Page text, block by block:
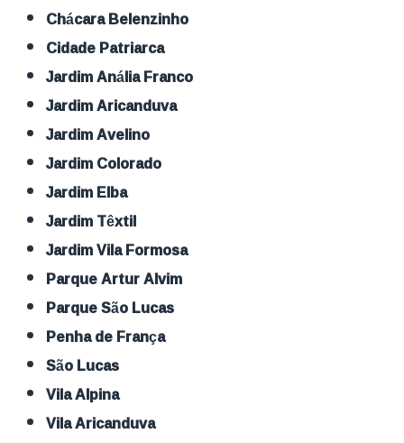
Chácara Belenzinho
Cidade Patriarca
Jardim Anália Franco
Jardim Aricanduva
Jardim Avelino
Jardim Colorado
Jardim Elba
Jardim Têxtil
Jardim Vila Formosa
Parque Artur Alvim
Parque São Lucas
Penha de França
São Lucas
Vila Alpina
Vila Aricanduva